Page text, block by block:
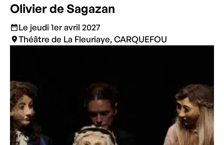
Olivier de Sagazan
Le jeudi 1er avril 2027
Théâtre de La Fleuriaye, CARQUEFOU